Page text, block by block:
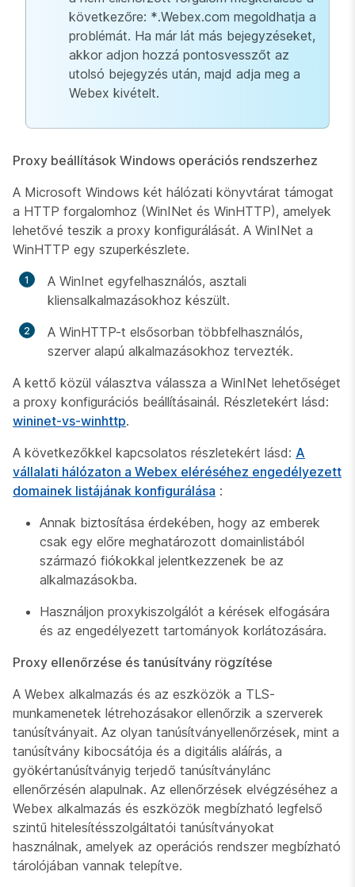
következőre: *.Webex.com megoldhatja a
problémát. Ha már lát más bejegyzéseket,
akkor adjon hozzá pontosvesszőt az
utolsó bejegyzés után, majd adja meg a
Webex kivételt.
Proxy beállítások Windows operációs rendszerhez
A Microsoft Windows két hálózati könyvtárat támogat
a HTTP forgalomhoz (WinINet és WinHTTP), amelyek
lehetővé teszik a proxy konfigurálását. A WinINet a
WinHTTP egy szuperkészlete.
A WinInet egyfelhasználós, asztali
kliensalkalmazásokhoz készült.
A WinHTTP-t elsősorban többfelhasználós,
szerver alapú alkalmazásokhoz tervezték.
A kettő közül választva válassza a WinINet lehetőséget
a proxy konfigurációs beállításainál. Részletekért lásd:
wininet-vs-winhttp.
A következőkkel kapcsolatos részletekért lásd: A
vállalati hálózaton a Webex eléréséhez engedélyezett
domainek listájának konfigurálása :
Annak biztosítása érdekében, hogy az emberek
csak egy előre meghatározott domainlistából
származó fiókokkal jelentkezzenek be az
alkalmazásokba.
Használjon proxykiszolgálót a kérések elfogására
és az engedélyezett tartományok korlátozására.
Proxy ellenőrzése és tanúsítvány rögzítése
A Webex alkalmazás és az eszközök a TLS-
munkamenetek létrehozásakor ellenőrzik a szerverek
tanúsítványait. Az olyan tanúsítványellenőrzések, mint a
tanúsítvány kibocsátója és a digitális aláírás, a
gyökértanúsítványig terjedő tanúsítványlánc
ellenőrzésén alapulnak. Az ellenőrzések elvégzéséhez a
Webex alkalmazás és eszközök megbízható legfelső
szintű hitelesítésszolgáltatói tanúsítványokat
használnak, amelyek az operációs rendszer megbízható
tárolójában vannak telepítve.